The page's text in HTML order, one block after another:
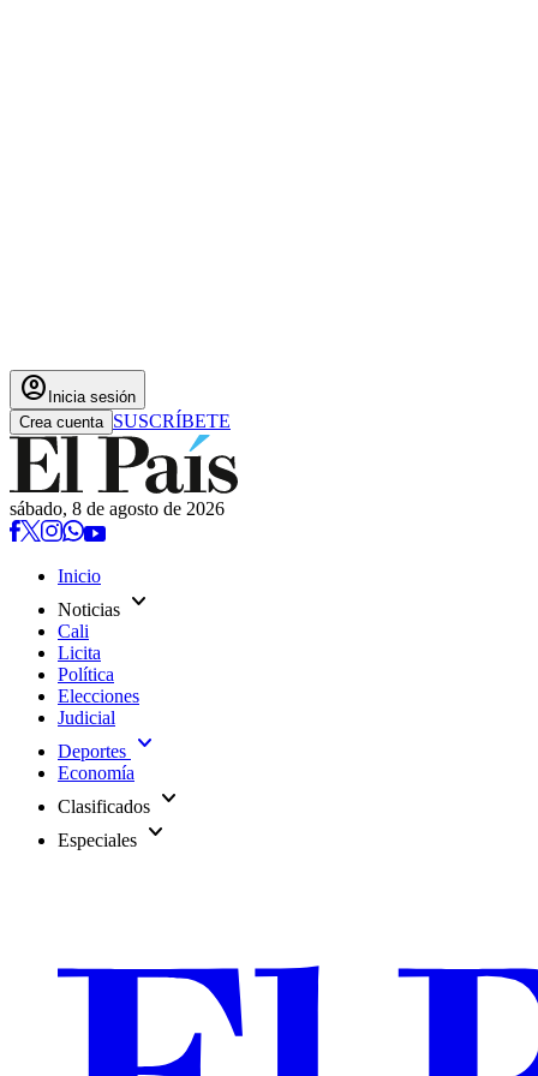
account_circle Inicia sesión
Crea cuenta SUSCRÍBETE
sábado, 8 de agosto de 2026
Inicio
Noticias expand_more
Cali
Licita
Política
Elecciones
Judicial
Deportes expand_more
Economía
Clasificados expand_more
Especiales expand_more